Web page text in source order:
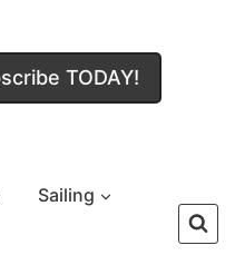
TODAY!
Sailing